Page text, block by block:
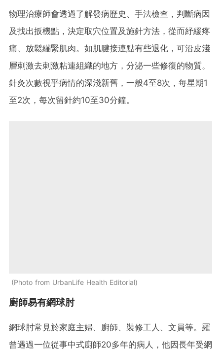
物理治療師會透過了解發病歷史、手法檢查，判斷病因
及找出扳機點，決定取穴位置及施針方法，從而紓緩疼
痛、放鬆繃緊肌肉。如肌腱接連點有些退化，可沿皮淺
層刺激去刺激粘連組織的地方，分泌一些修復的物質。
針灸次數視乎病情的深淺新舊，一般4至8次，每星期1
至2次，每次留針約10至30分鐘。
Photo from UrbanLife Health Editorial
廚師易有網球肘
網球肘常見於家庭主婦、廚師、裝修工人、文員等。羅
曾遇過一位從事中式廚師20多年的病人，他因長年受網